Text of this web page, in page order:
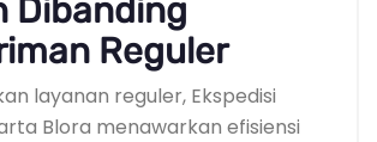
Dibanding
Reguler
layanan reguler, Ekspedisi
Blora menawarkan efisiensi